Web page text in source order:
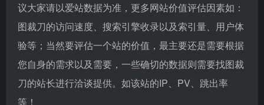
议大家请以爱站数据为准，更多网站价值评估因素如：
图裁刀的访问速度、搜索引擎收录以及索引量、用户体
验等；当然要评估一个站的价值，最主要还是需要根据
您自身的需求以及需要，一些确切的数据则需要找图裁
刀的站长进行洽谈提供。如该站的IP、PV、跳出率
等！